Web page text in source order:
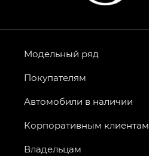
Модельный ряд
Покупателям
Автомобили в наличии
Корпоративным клиентам
Владельцам